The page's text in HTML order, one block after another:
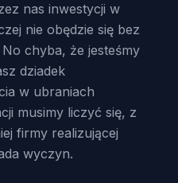
nas inwestycji w
nie obędzie się bez
chyba, że jesteśmy
dziadek
w ubraniach
musimy liczyć się, z
firmy realizującej
wyczyn.